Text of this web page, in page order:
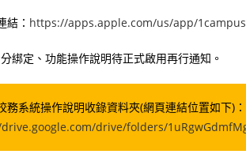
結： https://apps.apple.com/us/app/
綁定、功能操作說明待正式啟用再行通知。
務系統操作說明收錄資料夾(網頁連結位置如下)：
drive/folders/